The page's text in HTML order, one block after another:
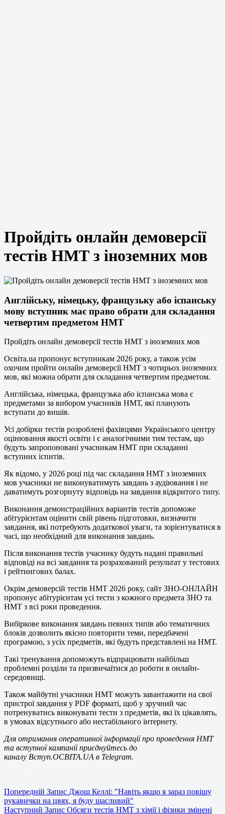
Пройдіть онлайн демоверсії
тестів НМТ з іноземних мов
Англійську, німецьку, французьку або іспанську
мову вступник має право обрати для складання
четвертим предметом НМТ
Пройдіть онлайн демоверсії тестів НМТ з іноземних мов
Освіта.ua пропонує вступникам 2026 року, а також усім
охочим пройти онлайн демоверсії НМТ з чотирьох іноземних
мов, які можна обрати для складання четвертим предметом.
Англійська, німецька, французька або іспанська мова є
предметами за вибором учасників НМТ, які планують
вступати до вишів.
Усі добірки тестів розроблені фахівцями Українського центру
оцінювання якості освіти і є аналогічними тим тестам, що
будуть запропоновані учасникам НМТ при складанні
вступних іспитів.
Як відомо, у 2026 році під час складання НМТ з іноземних
мов учасники не виконуватимуть завдань з аудіювання і не
даватимуть розгорнуту відповідь на завдання відкритого типу.
Виконання демонстраційних варіантів тестів допоможе
абітурієнтам оцінити свій рівень підготовки, визначити
завдання, які потребують додаткової уваги, та зорієнтуватися в
часі, що необхідний для виконання завдань.
Після виконання тестів учаснику будуть надані правильні
відповіді на всі завдання та розрахований результат у тестових
і рейтингових балах.
Окрім демоверсій тестів НМТ 2026 року, сайт ЗНО-ОНЛАЙН
пропонує абітурієнтам усі тести з кожного предмета ЗНО та
НМТ з всі роки проведення.
Вибіркове виконання завдань певних типів або тематичних
блоків дозволить якісно повторити теми, передбачені
програмою, з усіх предметів, які будуть представлені на НМТ.
Такі тренування допоможуть відпрацювати найбільш
проблемні розділи та призвичаїтися до роботи в онлайн-
середовищі.
Також майбутні учасники НМТ можуть завантажити на свої
пристрої завдання у PDF форматі, щоб у зручний час
потренуватись виконувати тести з предметів, які їх цікавлять,
в умовах відсутнього або нестабільного інтернету.
Для отримання оперативної інформації про проведення НМТ
та вступної кампанії приєднуйтесь до
каналу Вступ.ОСВІТА.UA в Telegram.
Попередній Запис Джош Келлі: "Навіть якщо я зараз повішу
рукавички на цвях, я буду щасливий"
Наступний Запис Обсяги тестів НМТ з хімії і фізики змінені